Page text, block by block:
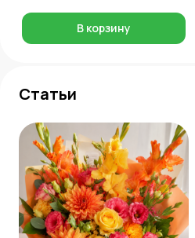
В корзину
Статьи